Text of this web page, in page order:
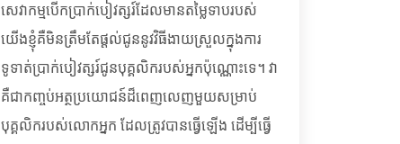
សេវាកម្មបើកប្រាក់បៀវត្សរ៍ដែលមានតម្លៃទាបរបស់
យើងខ្ញុំគឺមិនត្រឹមតែផ្ដល់ជូននូវវិធីងាយស្រួលក្នុងការ
ទូទាត់ប្រាក់បៀវត្សរ៍ជូនបុគ្គលិករបស់អ្នកប៉ុណ្ណោះទេ។ វា
គឺជាកញ្ចប់អត្ថប្រយោជន៍ដ៏ពេញលេញមួយសម្រាប់
បុគ្គលិករបស់លោកអ្នក ដែលត្រូវបានធ្វើឡើង ដើម្បីធ្វើ